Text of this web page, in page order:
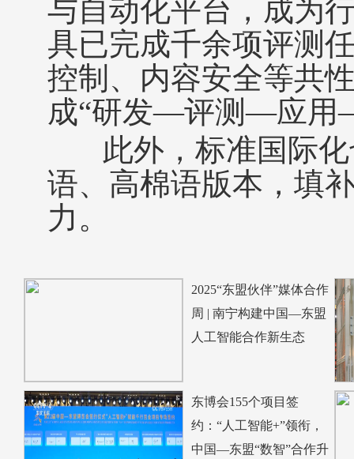
与自动化平台，成为
具已完成千余项评测
控制、内容安全等共
成“研发—评测—应用
此外，标准国际化
语、高棉语版本，填
力。
2025“东盟伙伴”媒体合作
周 | 南宁构建中国—东盟
人工智能合作新生态
东博会155个项目签
约：“人工智能+”领衔，
中国—东盟“数智”合作升